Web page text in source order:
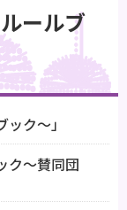
ールブ
ク～」
ク～賛同団